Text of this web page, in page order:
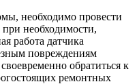
необходимо провести
необходимости,
работа датчика
повреждениям
обратиться к
ремонтных